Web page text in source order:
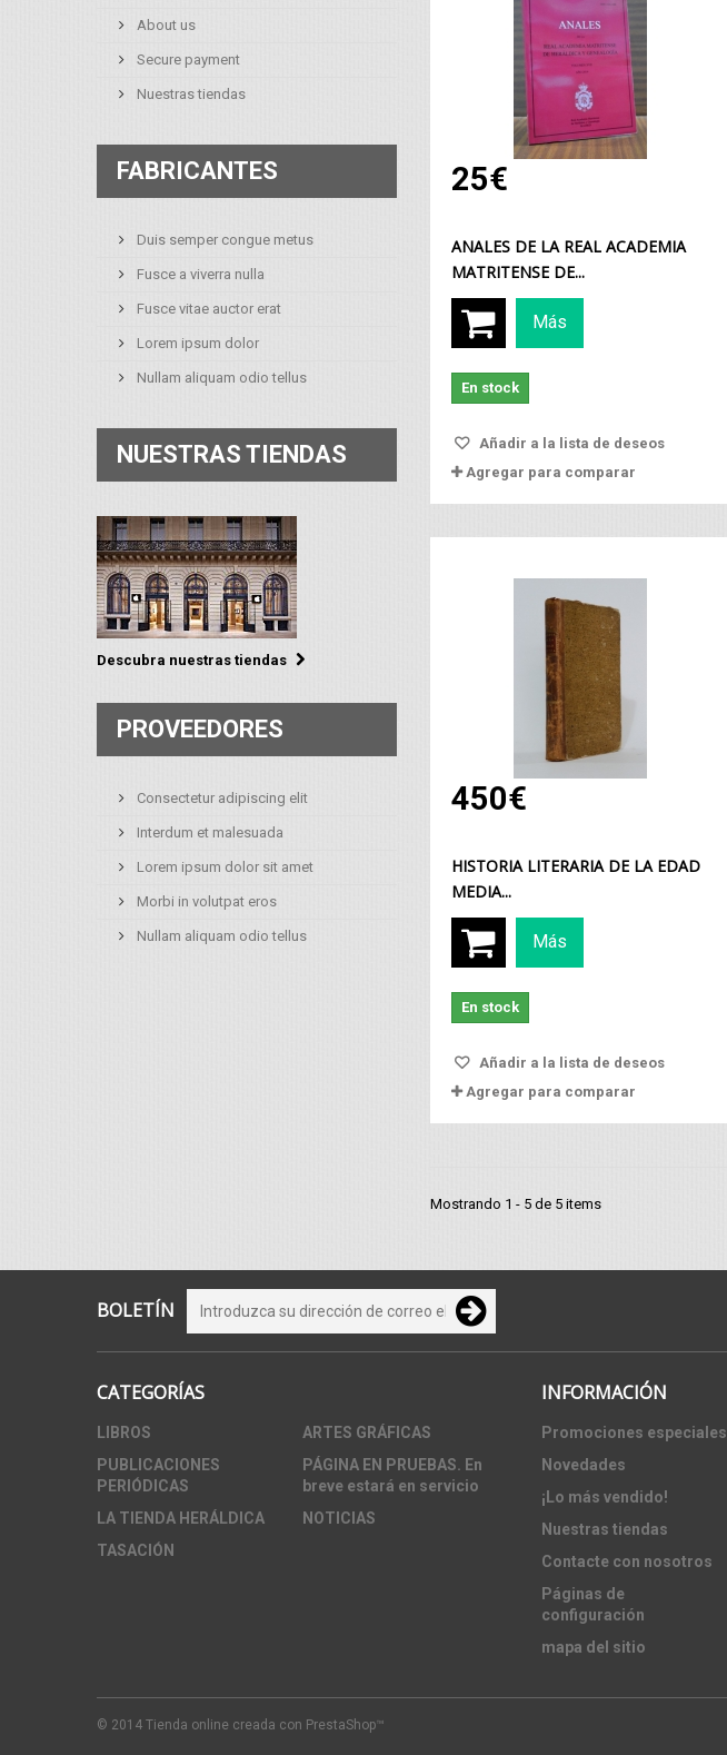
About us
Secure payment
Nuestras tiendas
FABRICANTES
Duis semper congue metus
Fusce a viverra nulla
Fusce vitae auctor erat
Lorem ipsum dolor
Nullam aliquam odio tellus
NUESTRAS TIENDAS
Descubra nuestras tiendas
PROVEEDORES
Consectetur adipiscing elit
Interdum et malesuada
Lorem ipsum dolor sit amet
Morbi in volutpat eros
Nullam aliquam odio tellus
25€
ANALES DE LA REAL ACADEMIA
MATRITENSE DE...
Más
En stock
Añadir a la lista de deseos
Agregar para comparar
Vista rápida
450€
HISTORIA LITERARIA DE LA EDAD
MEDIA...
Más
En stock
Añadir a la lista de deseos
Agregar para comparar
Mostrando 1 - 5 de 5 items
BOLETÍN
CATEGORÍAS
LIBROS
ARTES GRÁFICAS
PUBLICACIONES
PERIÓDICAS
PÁGINA EN PRUEBAS. En
breve estará en servicio
LA TIENDA HERÁLDICA
NOTICIAS
TASACIÓN
INFORMACIÓN
Promociones especiales
Novedades
¡Lo más vendido!
Nuestras tiendas
Contacte con nosotros
Páginas de
configuración
mapa del sitio
© 2014 Tienda online creada con PrestaShop™